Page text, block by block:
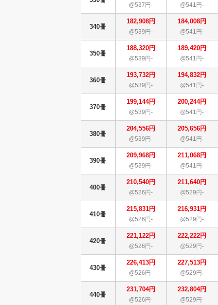
@537円- @541円-
340冊
182,908円
@539円-
184,008円
@541円-
350冊
188,320円
@539円-
189,420円
@541円-
360冊
193,732円
@539円-
194,832円
@541円-
370冊
199,144円
@539円-
200,244円
@541円-
380冊
204,556円
@539円-
205,656円
@541円-
390冊
209,968円
@539円-
211,068円
@541円-
400冊
210,540円
@526円-
211,640円
@529円-
410冊
215,831円
@526円-
216,931円
@529円-
420冊
221,122円
@526円-
222,222円
@529円-
430冊
226,413円
@526円-
227,513円
@529円-
440冊
231,704円
@526円-
232,804円
@529円-